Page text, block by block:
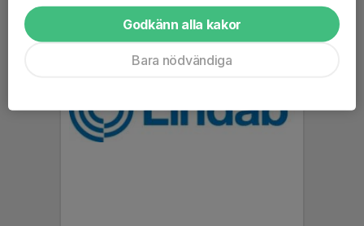
Godkänn alla kakor
Bara nödvändiga